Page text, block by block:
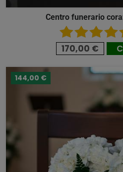
Centro funerario
170,00 €
144,00 €